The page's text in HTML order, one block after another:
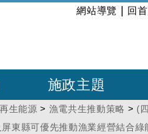
:::
網站導覽 回
施政主題
再生能源 > 漁電共生推動策略 > (
東縣可優先推動漁業經營結合綠